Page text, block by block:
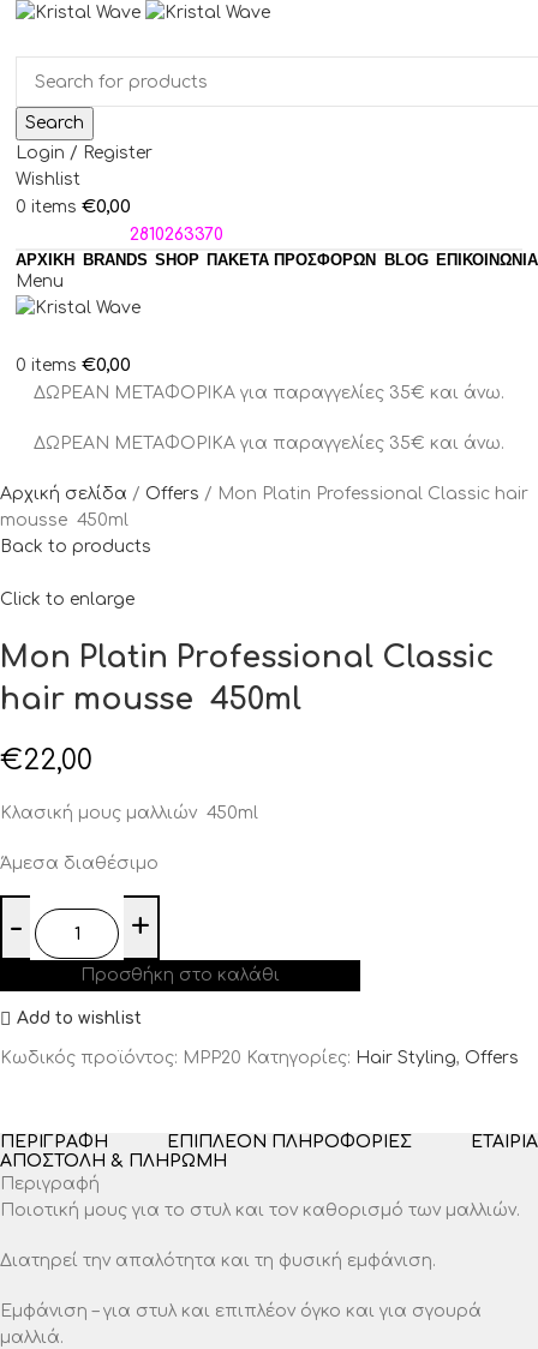
Search
Login / Register
Wishlist
0 items €0,00
2810263370
ΑΡΧΙΚΗ
BRANDS SHOP ΠΑΚΈΤΑ ΠΡΟΣΦΟΡΏΝ BLOG ΕΠΙΚΟΙΝΩΝΙΑ
Menu
0 items €0,00
ΔΩΡΕΑΝ ΜΕΤΑΦΟΡΙΚΑ για παραγγελίες 35€ και άνω.
ΔΩΡΕΑΝ ΜΕΤΑΦΟΡΙΚΑ για παραγγελίες 35€ και άνω.
Αρχική σελίδα Offers
Mon Platin Professional Classic hair
mousse 450ml
Back to products
Click to enlarge
Mon Platin Professional Classic
hair mousse 450ml
€22,00
Κλασική μους μαλλιών 450ml
Άμεσα διαθέσιμο
Προσθήκη στο καλάθι
Add to wishlist
Κωδικός προϊόντος: MPP20 Κατηγορίες: Hair Styling, Offers
ΠΕΡΙΓΡΑΦΉ ΕΠΙΠΛΈΟΝ ΠΛΗΡΟΦΟΡΊΕΣ
ΕΤΑΙΡΊΑ
ΑΠΟΣΤΟΛΉ & ΠΛΗΡΩΜΉ
Περιγραφή
Ποιοτική μους για το στυλ και τον καθορισμό των μαλλιών.
Διατηρεί την απαλότητα και τη φυσική εμφάνιση.
Εμφάνιση – για στυλ και επιπλέον όγκο και για σγουρά
μαλλιά.